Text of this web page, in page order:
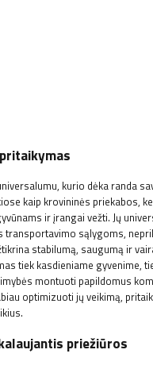
kurio dėka randa
kaip krovininės priekabos,
ir įrangai vežti. Jų
transportavimo sąlygoms,
stabilumą, saugumą ir
tiek kasdieniame gyvenime,
montuoti papildomus
optimizuoti jų veikimą,
priežiūros